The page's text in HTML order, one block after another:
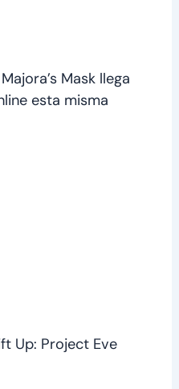
Mask llega
esta misma
Up: Project Eve